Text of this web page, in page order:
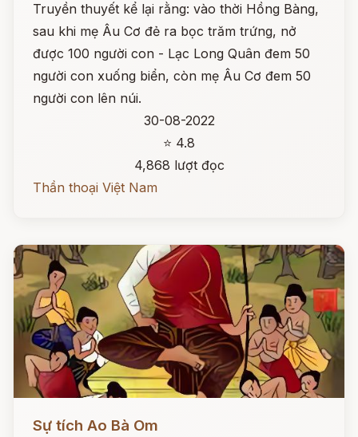
Truyền thuyết kể lại rằng: vào thời Hồng Bàng,
sau khi mẹ Âu Cơ đẻ ra bọc trăm trứng, nở
được 100 người con - Lạc Long Quân đem 50
người con xuống biển, còn mẹ Âu Cơ đem 50
người con lên núi.
30-08-2022
⭐ 4.8
4,868 lượt đọc
Thần thoại Việt Nam
Sự tích Ao Bà Om